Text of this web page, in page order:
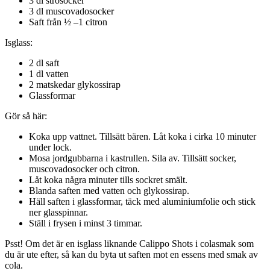
3 dl muscovadosocker
Saft från ½ –1 citron
Isglass:
2 dl saft
1 dl vatten
2 matskedar glykossirap
Glassformar
Gör så här:
Koka upp vattnet. Tillsätt bären. Låt koka i cirka 10 minuter
under lock.
Mosa jordgubbarna i kastrullen. Sila av. Tillsätt socker,
muscovadosocker och citron.
Låt koka några minuter tills sockret smält.
Blanda saften med vatten och glykossirap.
Häll saften i glassformar, täck med aluminiumfolie och stick
ner glasspinnar.
Ställ i frysen i minst 3 timmar.
Psst! Om det är en isglass liknande Calippo Shots i colasmak som
du är ute efter, så kan du byta ut saften mot en essens med smak av
cola.